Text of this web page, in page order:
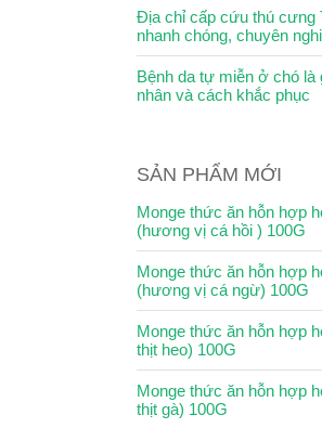
Địa chỉ cấp cứu thú cưng
nhanh chóng, chuyên
Bệnh da tự miễn ở chó là
nhân và cách khắc phục
SẢN PHẨM MỚI
Monge thức ăn hỗn hợp
(hương vị cá hồi ) 100G
Monge thức ăn hỗn hợp
(hương vị cá ngừ) 100G
Monge thức ăn hỗn hợp
thịt heo) 100G
Monge thức ăn hỗn hợp
thịt gà) 100G